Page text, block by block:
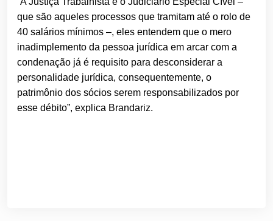
que são aqueles processos que tramitam até o rolo de
40 salários mínimos –, eles entendem que o mero
inadimplemento da pessoa jurídica em arcar com a
condenação já é requisito para desconsiderar a
personalidade jurídica, consequentemente, o
patrimônio dos sócios serem responsabilizados por
esse débito”, explica Brandariz.